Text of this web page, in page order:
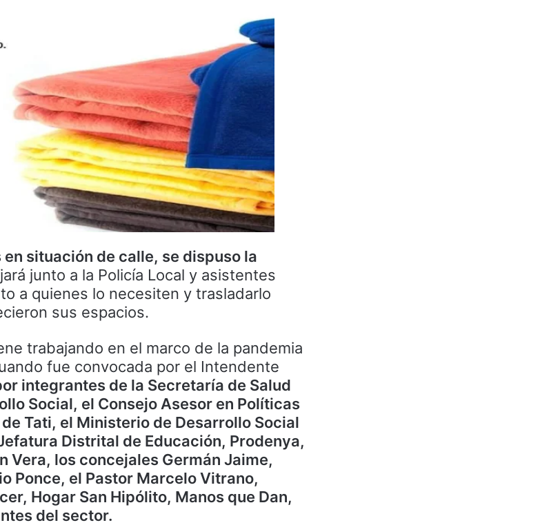
situación de calle, se dispuso la
junto a la Policía Local y asistentes
a quienes lo necesiten y trasladarlo
sus espacios.
trabajando en el marco de la pandemia
fue convocada por el Intendente
integrantes de la Secretaría de Salud
Social, el Consejo Asesor en Políticas
Tati, el Ministerio de Desarrollo Social
Distrital de Educación, Prodenya,
Vera, los concejales Germán Jaime,
Ponce, el Pastor Marcelo Vitrano,
Hogar San Hipólito, Manos que Dan,
del sector.